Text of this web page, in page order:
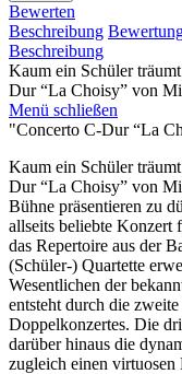
Bewerten
Beschreibung
Beschreibung
Kaum ein Schüler
Dur “La Choisy” von
Menü schließen
"Concerto C-Dur “La
Kaum ein Schüler
Dur “La Choisy” von
Bühne präsentieren zu
allseits beliebte Konzert
das Repertoire aus der
(Schüler-) Quartette
Wesentlichen der
entsteht durch die
Doppelkonzertes. Die
darüber hinaus die
zugleich einen virtuosen